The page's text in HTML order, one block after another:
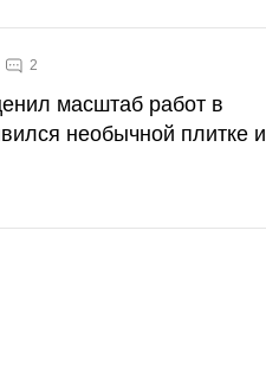
2
масштаб работ в
необычной плитке и